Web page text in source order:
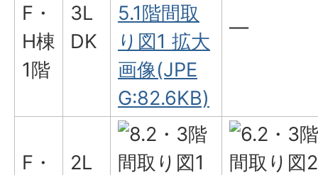
F・
H棟
1階
3L
DK
5.1階間取
り図1 拡大
画像(JPE
G:82.6KB)
―
F・
2L